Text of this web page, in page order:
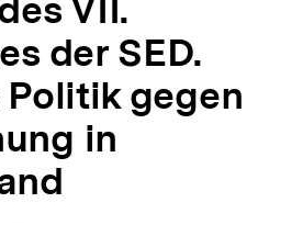
VII.
der SED.
gegen
in